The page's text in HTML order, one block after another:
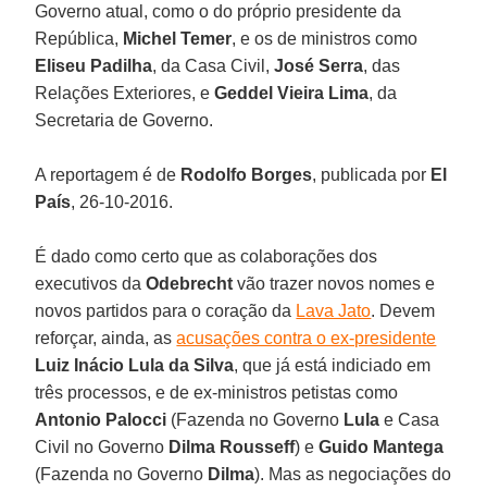
Governo atual, como o do próprio presidente da
República, Michel Temer, e os de ministros como
Eliseu Padilha, da Casa Civil,José Serra, das
Relações Exteriores, eGeddel Vieira Lima, da
Secretaria de Governo.
A reportagem é de Rodolfo Borges, publicada por El
País, 26-10-2016.
É dado como certo que as colaborações dos
executivos daOdebrecht vão trazer novos nomes e
novos partidos para o coração da Lava Jato. Devem
reforçar, ainda, asacusações contra o ex-presidente
Luiz Inácio Lula da Silva, que já está indiciado em
três processos, e de ex-ministros petistas como
Antonio Palocci (Fazenda no Governo Lula e Casa
Civil no Governo Dilma Rousseff) eGuido Mantega
(Fazenda no Governo Dilma). Mas as negociações do